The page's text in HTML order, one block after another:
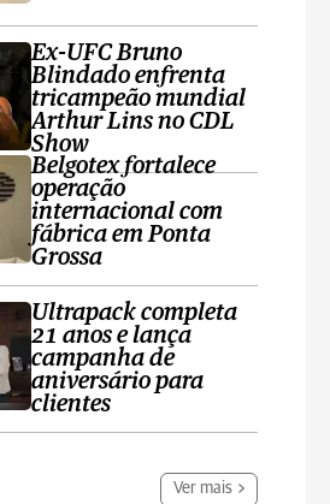
Ex-UFC Bruno
Blindado enfrenta
tricampeão mundial
Arthur Lins no CDL
Show
Belgotex fortalece
operação
internacional com
fábrica em Ponta
Grossa
Ultrapack completa
21 anos e lança
campanha de
aniversário para
clientes
Ver mais